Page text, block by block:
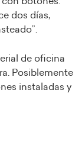
dos días,
de oficina
Posiblemente
instaladas y